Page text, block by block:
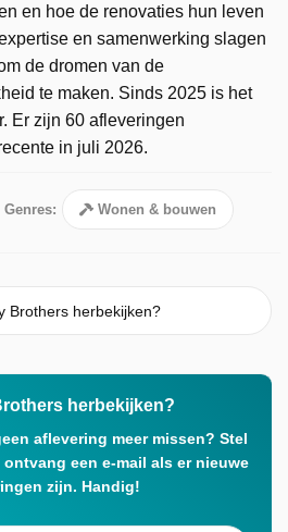
en hoe de renovaties hun leven
en samenwerking slagen
de dromen van de
te maken. Sinds 2025 is het
Er zijn 60 afleveringen
in juli 2026.
Genres: Wonen & bouwen
Brothers herbekijken?
herbekijken?
aflevering meer missen? Stel
een e-mail als er nieuwe
zijn. Handig!